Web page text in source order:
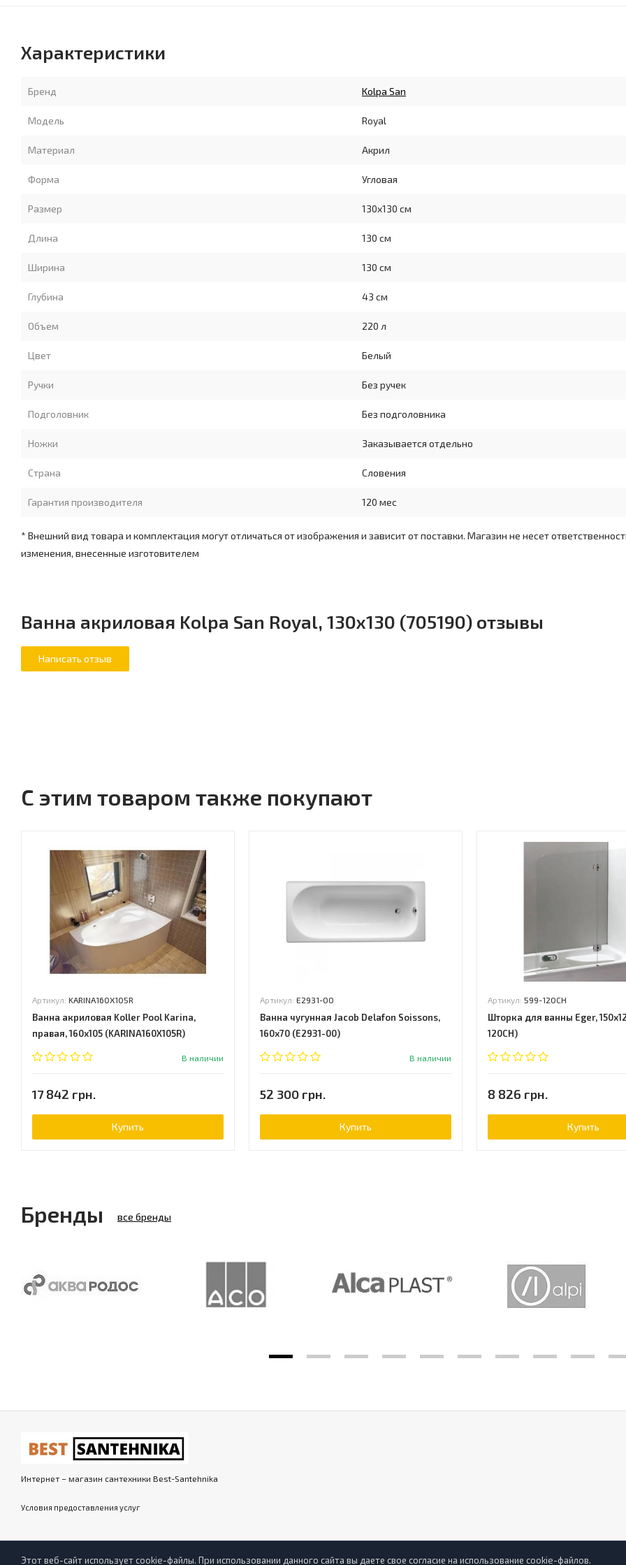
Характеристики
Бренд Kolpa San
Модель Royal
Материал Акрил
Форма Угловая
Размер 130x130 см
Длина 130 см
Ширина 130 см
Глубина 43 см
Объем 220 л
Цвет Белый
Ручки Без ручек
Подголовник Без подголовника
Ножки Заказывается отдельно
Страна Словения
Гарантия производителя 120 мес
* Внешний вид товара и комплектация могут отличаться от изображения и зависит от поставки. Магазин не несет
изменения, внесенные изготовителем
Ванна акриловая Kolpa San Royal, 130x130 (705190) отзывы
С этим товаром также покупают
Артикул: KARINA160X105R
Ванна акриловая Koller Pool Karina,
правая, 160x105 (KARINA160X105R)
В наличии
17 842 грн.
Купить
Артикул: E2931-00
Ванна чугунная Jacob Delafon Soissons,
160x70 (E2931-00)
В наличии
52 300 грн.
Купить
Артикул: 599-120CH
Шторка для ванны Eger,
120CH)
8 826 грн.
Купить
Бренды все бренды
Интернет – магазин сантехники Best-Santehnika
Условия предоставления услуг
2022 © Best-Santehnika
Этот веб-сайт использует cookie-файлы. При использовании данного сайта вы даете свое согласие на использование cookie-файлов.